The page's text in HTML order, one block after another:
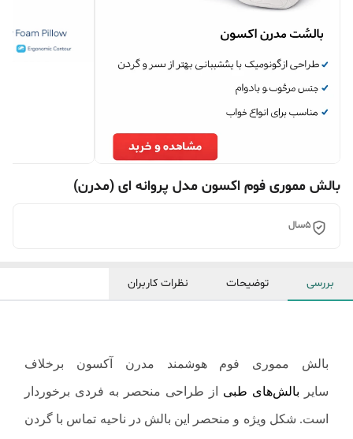
بالش مموری فوم اکسون مدل پروانه ای (مدرن)
5سال
بررسی توضیحات نظرات کاربران
بالش مموری فوم هوشمند مدرن آکسون برخلاف
سایر بالش‌های طبی از طراحی منحصر به فردی برخوردار
است. شکل ویژه و منحصر این بالش در ناحیه تماس با گردن